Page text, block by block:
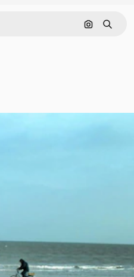
Nach Bild
Suchen